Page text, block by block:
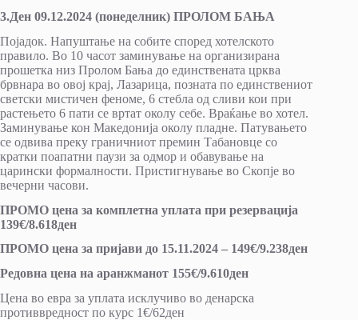
3.Ден 09.12.2024 (понеделник) ПРОЛОМ БАЊА
Појадок. Напуштање на собите според хотелското
правило. Во 10 часот заминување на организирана
прошетка низ Пролом Бања до единствената црква
брвнара во овој крај, Лазарица, позната по единствениот
светски мистичен феноме, 6 стебла од сливи кои при
растењето 6 пати се вртат околу себе. Враќање во хотел.
Заминување кон Македонија околу пладне. Патувањето
се одвива преку граничниот премин Табановце со
кратки поапатни паузи за одмор и обавување на
царински формалности. Пристигнување во Скопје во
вечерни часови.
ПРОМО цена за комплетна уплата при резервација
139€/8.618ден
ПРОМО цена за пријави до 15.11.2024 – 149€/9.238ден
Редовна цена на аранжманот 155€/9.610ден
Цена во евра за уплата исклучиво во денарска
противвредност по курс 1€/62ден